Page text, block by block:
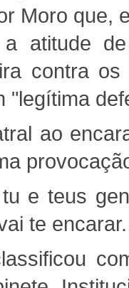
Moro que,
a atitude
contra
"legítima
ao
e teus
te encarar.